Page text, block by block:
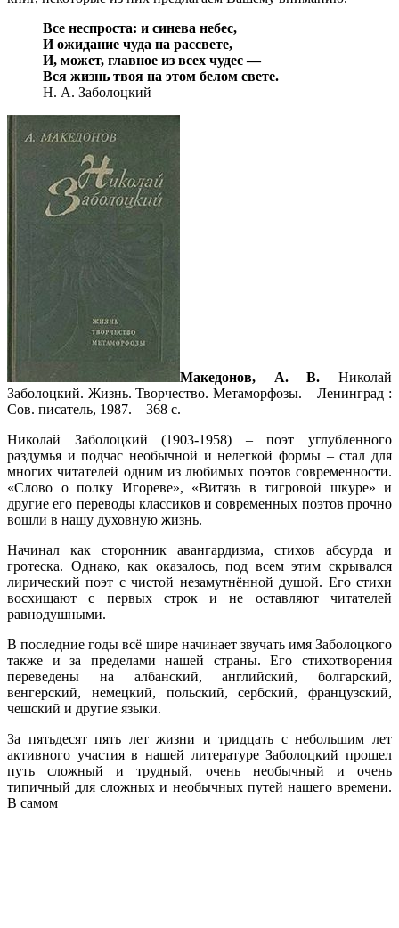
Все неспроста: и синева небес,
И ожидание чуда на рассвете,
И, может, главное из всех чудес —
Вся жизнь твоя на этом белом свете.
Н. А. Заболоцкий
Македонов, А. В. Николай
Заболоцкий. Жизнь. Творчество. Метаморфозы. – Ленинград :
Сов. писатель, 1987. – 368 с.
Николай Заболоцкий (1903-1958) – поэт углубленного
раздумья и подчас необычной и нелегкой формы – стал для
многих читателей одним из любимых поэтов современности.
«Слово о полку Игореве», «Витязь в тигровой шкуре» и
другие его переводы классиков и современных поэтов прочно
вошли в нашу духовную жизнь.
Начинал как сторонник авангардизма, стихов абсурда и
гротеска. Однако, как оказалось, под всем этим скрывался
лирический поэт с чистой незамутнённой душой. Его стихи
восхищают с первых строк и не оставляют читателей
равнодушными.
В последние годы всё шире начинает звучать имя Заболоцкого
также и за пределами нашей страны. Его стихотворения
переведены на албанский, английский, болгарский,
венгерский, немецкий, польский, сербский, французский,
чешский и другие языки.
За пятьдесят пять лет жизни и тридцать с небольшим лет
активного участия в нашей литературе Заболоцкий прошел
путь сложный и трудный, очень необычный и очень
типичный для сложных и необычных путей нашего времени.
В самом